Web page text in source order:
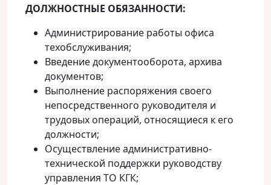
ДОЛЖНОСТНЫЕ ОБЯЗАННОСТИ:
Администрирование работы офиса
техобслуживания;
Введение документооборота, архива
документов;
Выполнение распоряжения своего
непосредственного руководителя и
трудовых операций, относящиеся к его
должности;
Осуществление административно-
технической поддержки руководству
управления ТО КГК;